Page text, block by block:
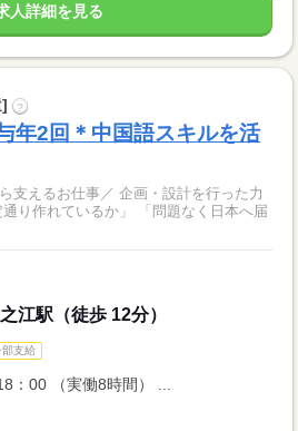
人詳細を見る
?
年2回＊中国語スキルを活
／ 企画・設計を行った力
り作れているか」 「問題なく日本へ届
江駅（徒歩 12分）
部支給
：00 （実働8時間） ...